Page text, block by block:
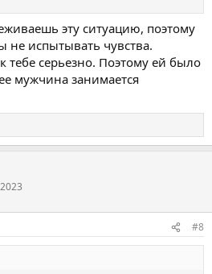
что хочу курнуть будет он делать
или нет,на работу не пошёл,сижу
себя ,то убеждаю что разок
,
что и как ,затянет меня или нет,а
окно овертона ,и я начну
время .
мучет ппц ,пройдёт оно или нет
тяга? Пройдёт ли она ?
эту ситуацию, поэтому
не испытывать чувства.
тебе серьезно. Поэтому ей было
мужчина занимается
#8